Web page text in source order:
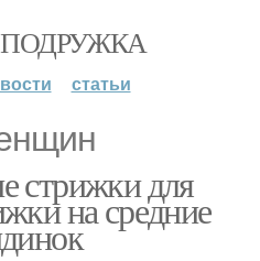
статьи
стрижки для
на средние